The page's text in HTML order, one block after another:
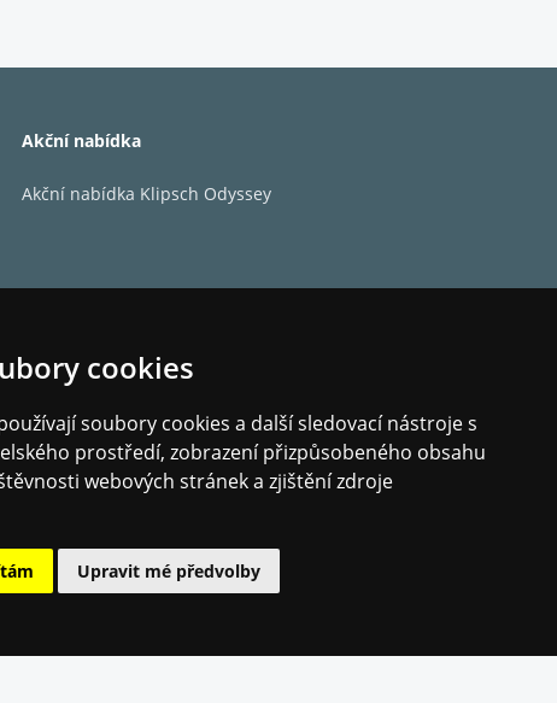
cookies
soubory cookies a další sledovací nástroje s
prostředí, zobrazení přizpůsobeného obsahu
webových stránek a zjištění zdroje
Upravit mé předvolby
Akční nabídka
Akční nabídka Klipsch Odyssey